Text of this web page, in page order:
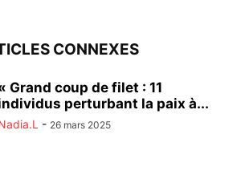
CONNEXES
Grand coup de filet : 11
perturbant la paix à...
- 26 mars 2025